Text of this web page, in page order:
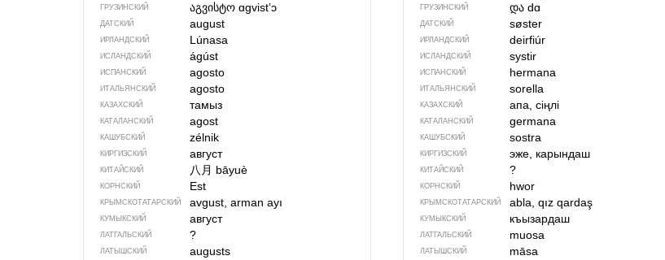
ГРУЗИНСКИЙ აგვისტო ɑgvistʼɔ
ДАТСКИЙ august
ИРЛАНДСКИЙ Lúnasa
ИСЛАНДСКИЙ ágúst
ИСПАНСКИЙ agosto
ИТАЛЬЯНСКИЙ agosto
КАЗАХСКИЙ тамыз
КАТАЛАНСКИЙ agost
КАШУБСКИЙ zélnik
КИРГИЗСКИЙ август
КИТАЙСКИЙ 八月 bāyuè
КОРНСКИЙ Est
КРЫМСКО­ТАТАРСКИЙ avgust, arman ayı
КУМЫКСКИЙ август
ЛАТГАЛЬСКИЙ ?
ЛАТЫШСКИЙ augusts
ГРУЗИНСКИЙ და dɑ
ДАТСКИЙ søster
ИРЛАНДСКИЙ deirfiúr
ИСЛАНДСКИЙ systir
ИСПАНСКИЙ hermana
ИТАЛЬЯНСКИЙ sorella
КАЗАХСКИЙ апа, сіңлі
КАТАЛАНСКИЙ germana
КАШУБСКИЙ sostra
КИРГИЗСКИЙ эже, карындаш
КИТАЙСКИЙ ?
КОРНСКИЙ hwor
КРЫМСКО­ТАТАРСКИЙ abla, qız qardaş
КУМЫКСКИЙ къызардаш
ЛАТГАЛЬСКИЙ muosa
ЛАТЫШСКИЙ māsa